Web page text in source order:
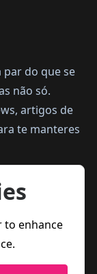
do que se
não só.
artigos de
te manteres
to enhance